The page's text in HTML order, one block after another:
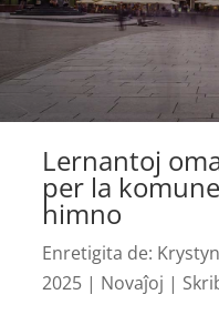
Lernantoj
per la
himno
Enretigita de:
2025 | Novaĵoj |